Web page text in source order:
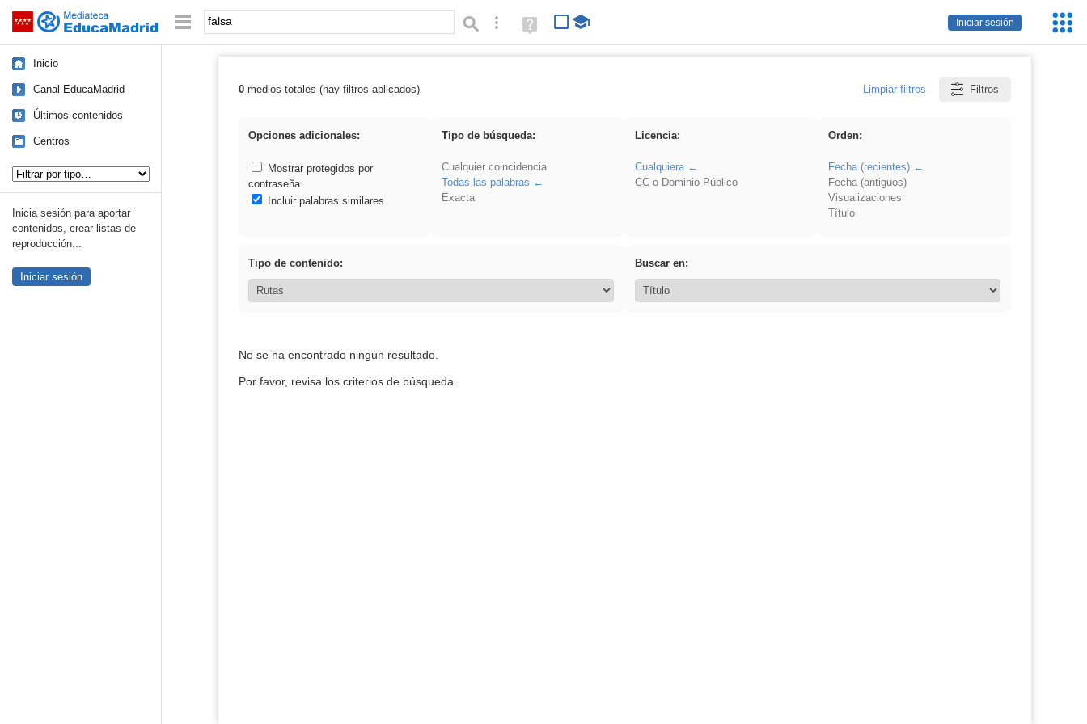
Saltar navegación
Iniciar sesión
Palabra o frase: Búsqueda avanzada
Ayuda
(en
Inicio
Canal EducaMadrid
Últimos contenidos
Centros
Inicia sesión para aportar
contenidos, crear listas de
reproducción...
Iniciar sesión
Resultados de: falsa
0medios totales (hay filtros aplicados) Limpiar filtros Filtros
Opciones adicionales:
Mostrar protegidos por
contraseña
Incluir palabras similares
Tipo de búsqueda:
Cualquier coincidencia
Todas las palabras
Exacta
Licencia:
Cualquiera
CCo Dominio Público
Orden:
Fecha (recientes)
Fecha (antiguos)
Visualizaciones
Título
Tipo de contenido: Buscar en:
No se ha encontrado ningún resultado.
Por favor, revisa los criterios de búsqueda.